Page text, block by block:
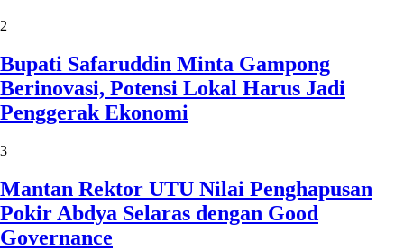
2
Bupati Safaruddin Minta Gampong
Berinovasi, Potensi Lokal Harus Jadi
Penggerak Ekonomi
3
Mantan Rektor UTU Nilai Penghapusan
Pokir Abdya Selaras dengan Good
Governance